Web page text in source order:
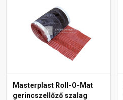
Masterplast Roll-O-Mat
gerincszellőző szalag